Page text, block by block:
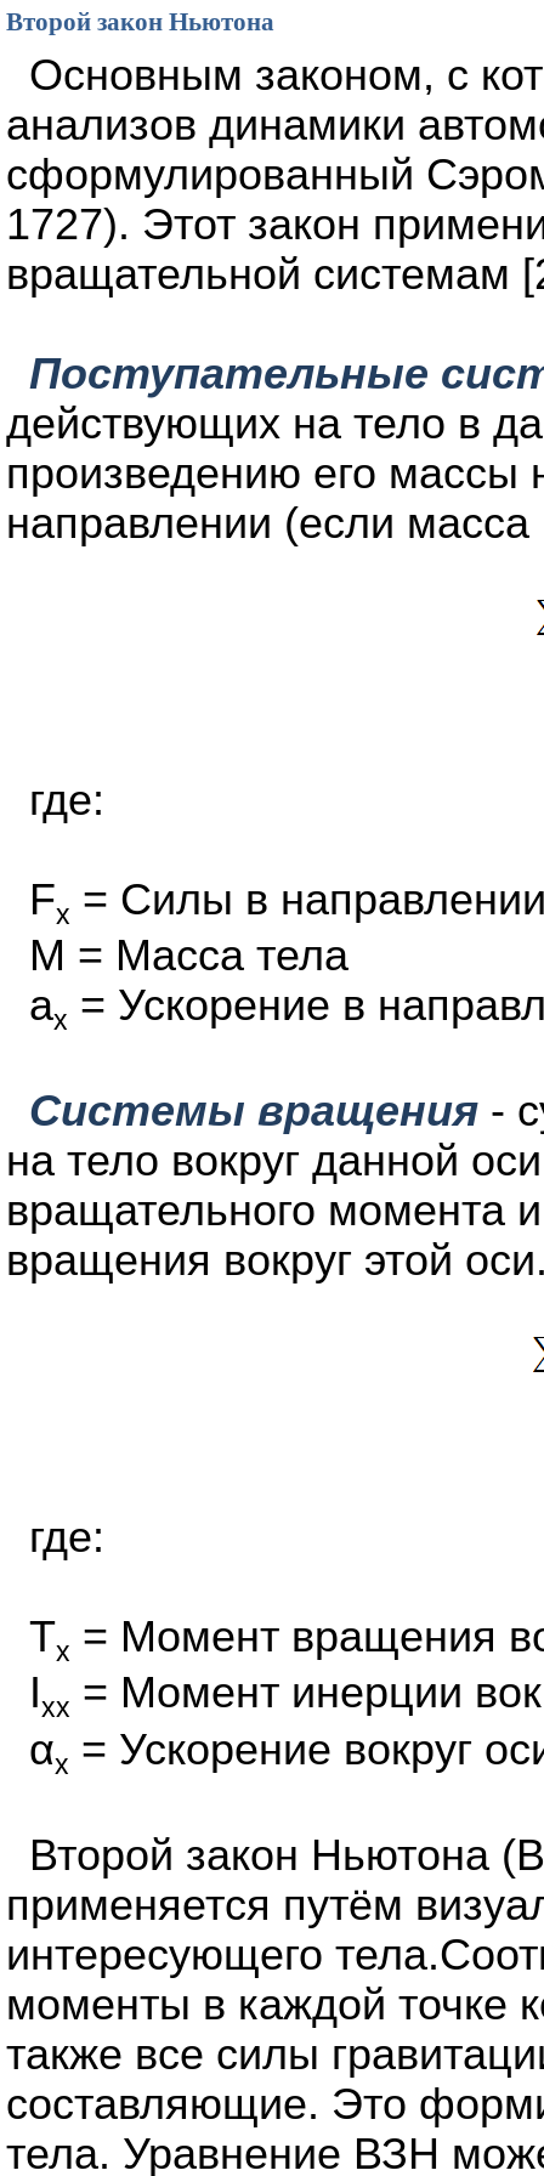
Второй закон Ньютона
Основным законом, с
анализов динамики
сформулированный
1727). Этот закон
вращательной системам
Поступательные
действующих на тело в
произведению его массы
направлении (если масса
где:
Fx = Силы в
M = Масса тела
ax = Ускорение в
Системы вращения -
на тело вокруг данной
вращательного момента
вращения вокруг этой
где:
Tx = Момент вращения
Ixx = Момент инерции
αx = Ускорение вокруг
Второй закон Ньютона
применяется путём
интересующего
моменты в каждой точке
также все силы
составляющие. Это
тела. Уравнение ВЗН